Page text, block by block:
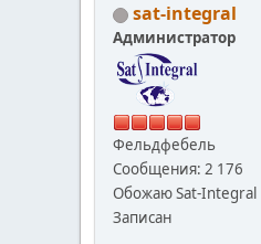
sat-integral
Администратор
Фельдфебель
Сообщения: 2 176
Обожаю Sat-Integral
Записан